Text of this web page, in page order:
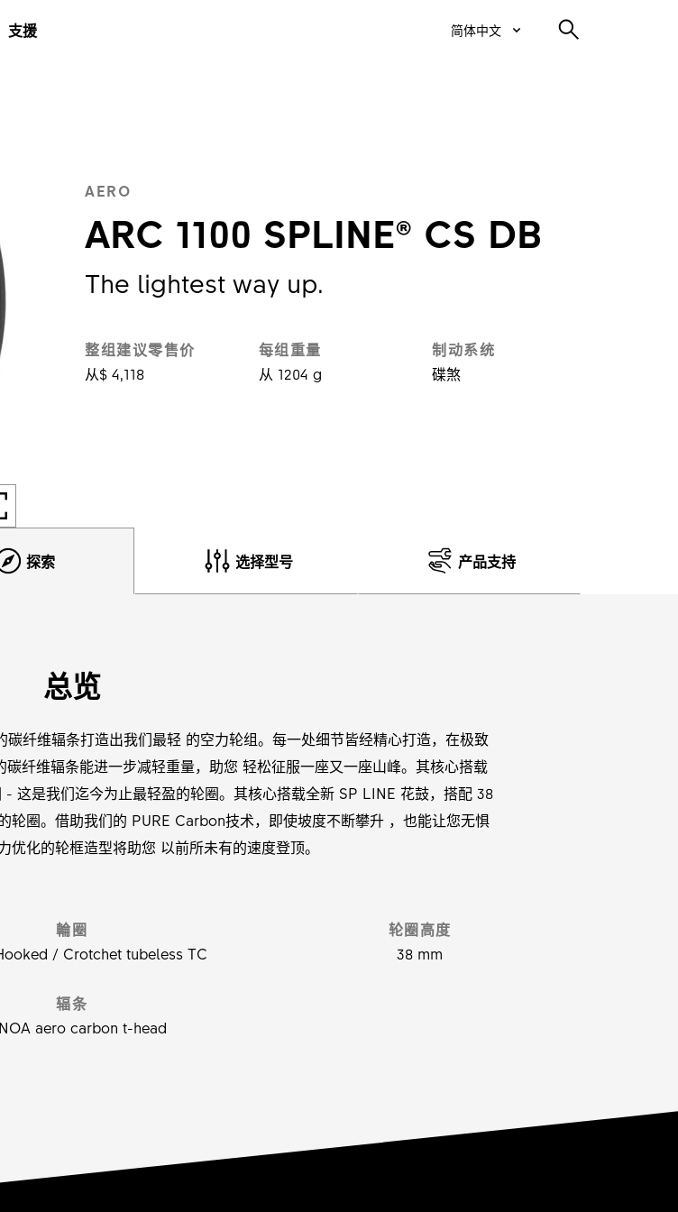
支援 简体中文
AERO
ARC 1100 SPLINE® CS DB
The lightest way up.
整组建议零售价
从$ 4,118
每组重量
从 1204 g
制动系统
碟煞
探索 选择型号 产品支持
总览
纤维辐条打造出我们最轻 的空力轮组。每一处细节皆经精心打造，在极致
纤维辐条能进一步减轻重量，助您 轻松征服一座又一座山峰。其核心搭载
这是我们迄今为止最轻盈的轮圈。其核心搭载全新 SP LINE 花鼓，搭配 38
圈。借助我们的 PURE Carbon技术，即使坡度不断攀升 ，也能让您无惧
优化的轮框造型将助您 以前所未有的速度登顶。
輪圈
/ Crotchet tubeless TC
轮圈高度
38 mm
辐条
aero carbon t-head